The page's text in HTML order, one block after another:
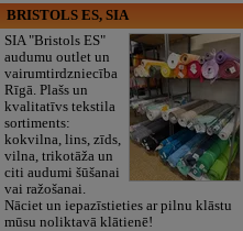
BRISTOLS ES, SIA
SIA "Bristols ES"
audumu outlet un
vairumtirdzniecība
Rīgā. Plašs un
kvalitatīvs tekstila
sortiments:
kokvilna, lins, zīds,
vilna, trikotāža un
citi audumi šūšanai
vai ražošanai.
Nāciet un iepazīstieties ar pilnu klāstu
mūsu noliktavā klātienē!